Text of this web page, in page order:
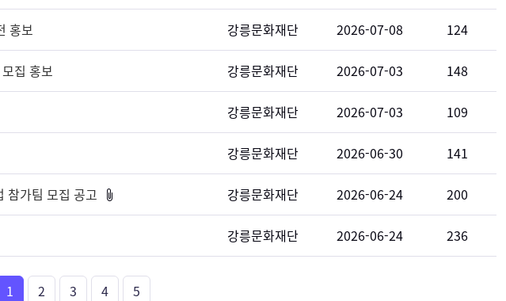
홍보 강릉문화재단 2026-07-08 124
집 홍보 강릉문화재단 2026-07-03 148
강릉문화재단 2026-07-03 109
강릉문화재단 2026-06-30 141
참가팀 모집 공고 강릉문화재단 2026-06-24 200
강릉문화재단 2026-06-24 236
1 2 3 4 5